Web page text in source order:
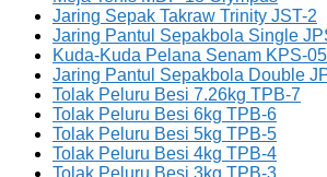
Jaring Sepak Takraw Trinity JST-2
Jaring Pantul Sepakbola Single
Kuda-Kuda Pelana Senam KPS-05
Jaring Pantul Sepakbola Double
Tolak Peluru Besi 7.26kg TPB-7
Tolak Peluru Besi 6kg TPB-6
Tolak Peluru Besi 5kg TPB-5
Tolak Peluru Besi 4kg TPB-4